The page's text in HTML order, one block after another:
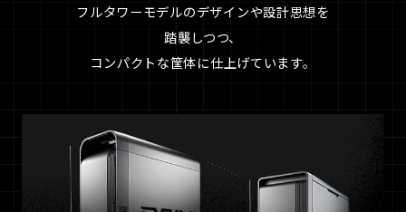
フルタワーモデルのデザインや設計思想を
踏襲しつつ、
コンパクトな筐体に仕上げています。